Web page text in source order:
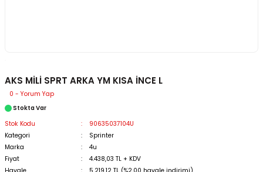
AKS MİLİ SPRT ARKA YM KISA İNCE L
0 - Yorum Yap
Stokta Var
Stok Kodu
90635037104U
Kategori
Sprinter
Marka
4u
Fiyat
4.438,03 TL + KDV